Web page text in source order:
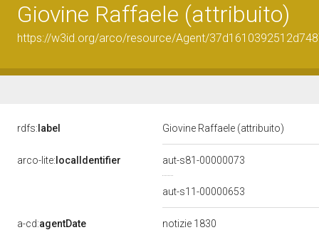
Giovine Raffaele (attribuito)
https://w3id.org/arco/resource/Agent/
rdfs: label Giovine Raffaele (attribuito)
arco-lite: localIdentifier aut-s81-00000073
aut-s11-00000653
a-cd:agentDate notizie 1830